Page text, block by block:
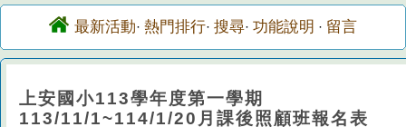
最新活動· 熱門排行· 搜尋· 功能說明 · 留言
上安國小113學年度第一學期
113/11/1~114/1/20月課後照顧班報名表